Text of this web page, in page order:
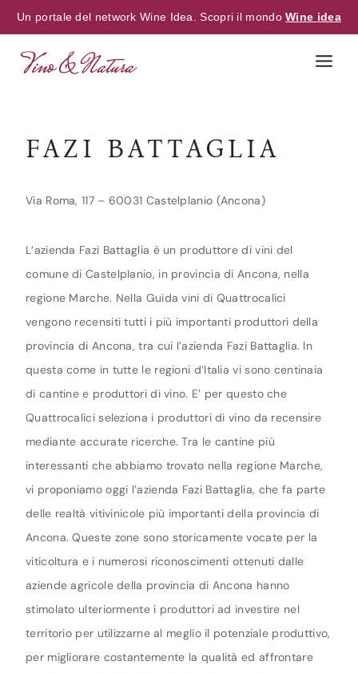
Un portale del network Wine Idea. Scopri il mondoWine idea
FAZI BATTAGLIA
Via Roma, 117 – 60031 Castelplanio (Ancona)
L’azienda Fazi Battaglia è un produttore di vini del
comune di Castelplanio, in provincia di Ancona, nella
regione Marche. Nella Guida vini di Quattrocalici
vengono recensiti tutti i più importanti produttori della
provincia di Ancona, tra cui l’azienda Fazi Battaglia. In
questa come in tutte le regioni d’Italia vi sono centinaia
di cantine e produttori di vino. E’ per questo che
Quattrocalici seleziona i produttori di vino da recensire
mediante accurate ricerche. Tra le cantine più
interessanti che abbiamo trovato nella regione Marche,
vi proponiamo oggi l’azienda Fazi Battaglia, che fa parte
delle realtà vitivinicole più importanti della provincia di
Ancona. Queste zone sono storicamente vocate per la
viticoltura e i numerosi riconoscimenti ottenuti dalle
aziende agricole della provincia di Ancona hanno
stimolato ulteriormente i produttori ad investire nel
territorio per utilizzarne al meglio il potenziale produttivo,
per migliorare costantemente la qualità ed affrontare